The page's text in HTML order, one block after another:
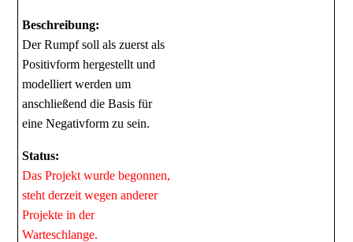
Beschreibung:
Der Rumpf soll als zuerst als
Positivform hergestellt und
modelliert werden um
anschließend die Basis für
eine Negativform zu sein.
Status:
Das Projekt wurde begonnen,
steht derzeit wegen anderer
Projekte in der
Warteschlange.